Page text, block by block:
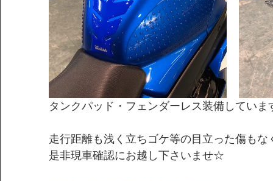
タンクパッド・フェンダーレス装備していま
走行距離も浅く立ちゴケ等の目立った傷も
是非現車確認にお越し下さいませ☆